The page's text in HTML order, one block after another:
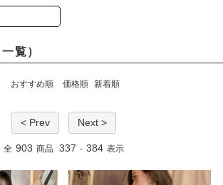
覧）
おすすめ順 価格順 新着順
< Prev Next >
全 903 商品 337 - 384 表示